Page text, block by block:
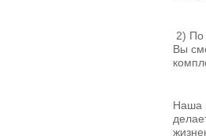
2) По
Вы
Наша